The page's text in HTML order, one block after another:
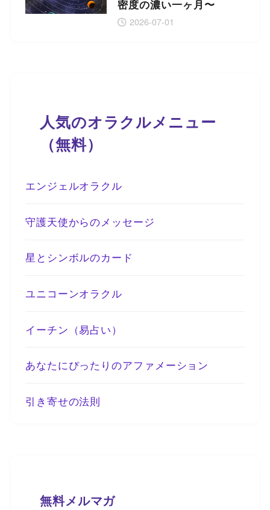
密度の濃い一ヶ月〜
2026-07-01
人気のオラクルメニュー
（無料）
エンジェルオラクル
守護天使からのメッセージ
星とシンボルのカード
ユニコーンオラクル
イーチン（易占い）
あなたにぴったりのアファメーション
引き寄せの法則
無料メルマガ